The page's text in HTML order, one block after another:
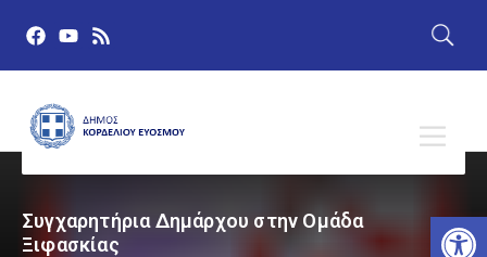
Συγχαρητήρια Δημάρχου στην Ομάδα
Ξιφασκίας